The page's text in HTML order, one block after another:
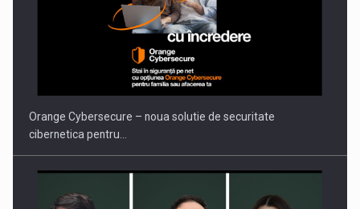
Orange Cybersecure – noua solutie de securitate
cibernetica pentru…